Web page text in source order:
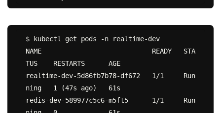
$ kubectl get pods -n realtime-dev
NAME                            READY   STA
TUS    RESTARTS      AGE
realtime-dev-5d86fb7b78-df672   1/1     Run
ning   1 (47s ago)   61s
redis-dev-589977c5c6-m5ft5      1/1     Run